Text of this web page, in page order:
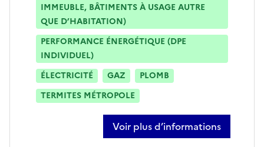
IMMEUBLE, BÂTIMENTS À USAGE AUTRE
QUE D’HABITATION)
PERFORMANCE ÉNERGÉTIQUE (DPE
INDIVIDUEL)
ÉLECTRICITÉ
GAZ
PLOMB
TERMITES MÉTROPOLE
Voir plus d’informations
sur antoine cerisier